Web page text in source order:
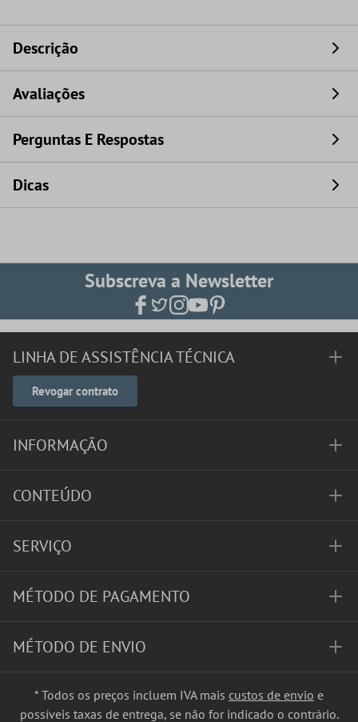
Descrição
Avaliações
Perguntas E Respostas
Dicas
Subscreva a Newsletter
LINHA DE ASSISTÊNCIA TÉCNICA
Revogar contrato
INFORMAÇÃO
CONTEÚDO
SERVIÇO
MÉTODO DE PAGAMENTO
MÉTODO DE ENVIO
* Todos os preços incluem IVA mais custos de envio e
possíveis taxas de entrega, se não for indicado o contrário.